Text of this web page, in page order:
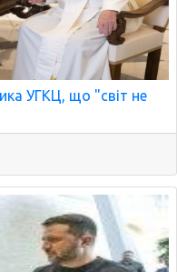
УГКЦ, що "світ не